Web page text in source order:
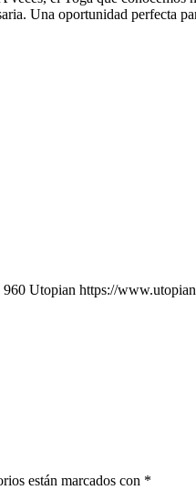
Una oportunidad
960 Utopian https://
están marcados con *